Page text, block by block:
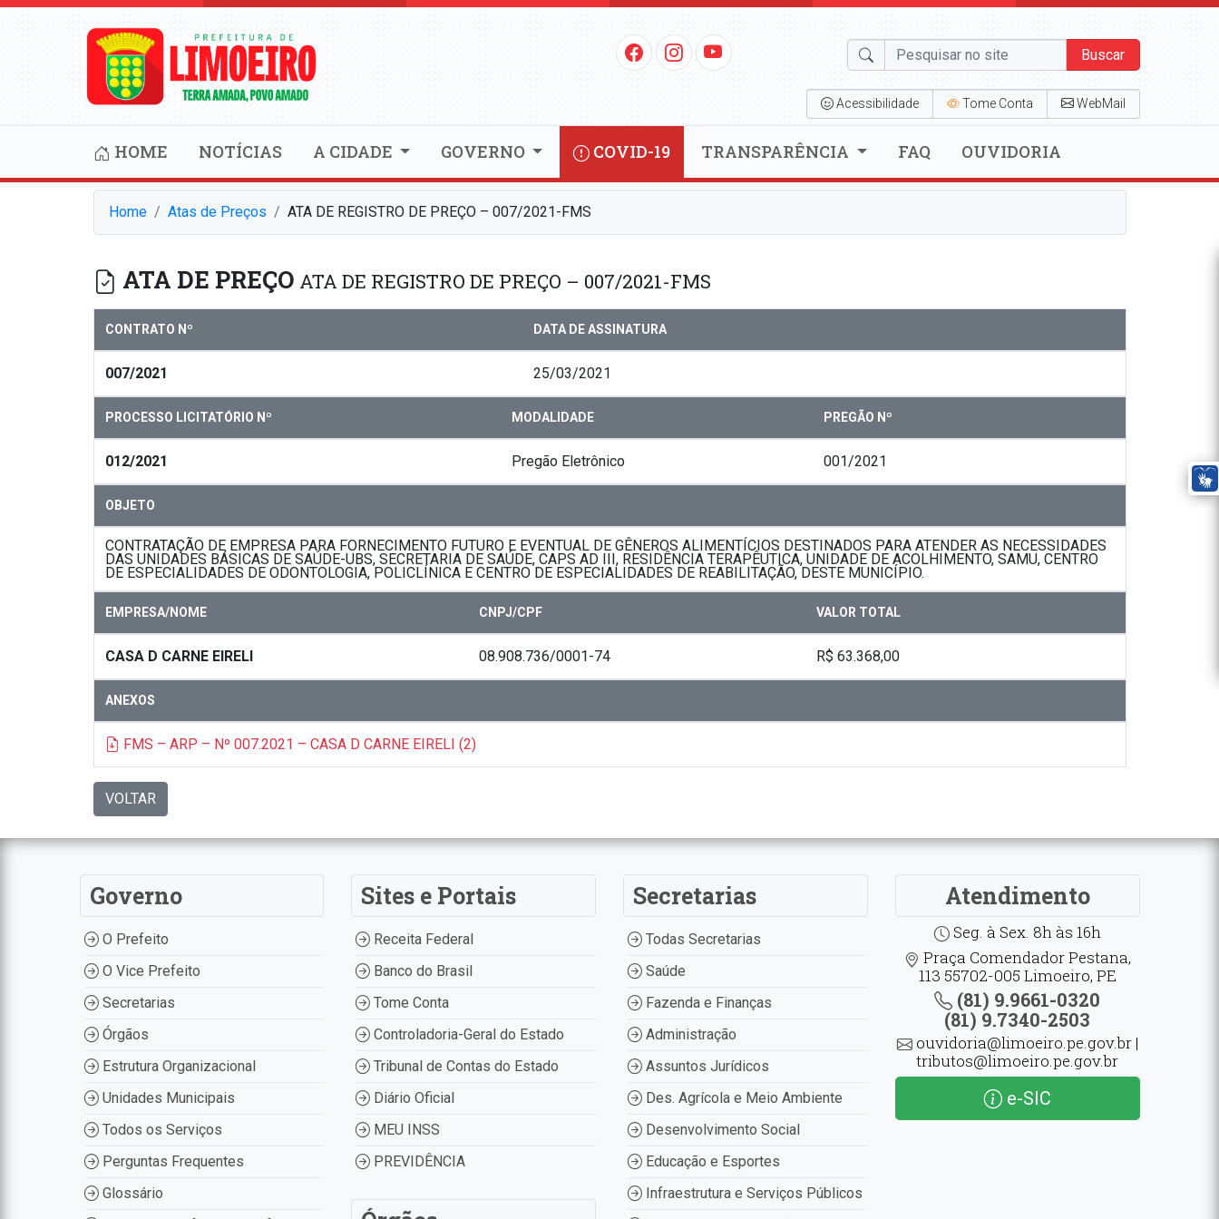
Buscar
Acessibilidade Tome Conta WebMail
HOME NOTÍCIAS A CIDADE GOVERNO COVID-19 TRANSPARÊNCIA FAQ OUVIDORIA
Home Atas de Preços ATA DE REGISTRO DE PREÇO – 007/2021-FMS
ATA DE PREÇO ATA DE REGISTRO DE PREÇO – 007/2021-FMS
CONTRATO Nº DATA DE ASSINATURA
007/2021 25/03/2021
PROCESSO LICITATÓRIO Nº MODALIDADE PREGÃO Nº
012/2021 Pregão Eletrônico 001/2021
OBJETO
CONTRATAÇÃO DE EMPRESA PARA FORNECIMENTO FUTURO E EVENTUAL DE GÊNEROS ALIMENTÍCIOS DESTINADOS PARA ATENDER AS NECESSIDADES
DAS UNIDADES BÁSICAS DE SAÚDE-UBS, SECRETARIA DE SAÚDE, CAPS AD III, RESIDÊNCIA TERAPÊUTICA, UNIDADE DE ACOLHIMENTO, SAMU, CENTRO
DE ESPECIALIDADES DE ODONTOLOGIA, POLICLÍNICA E CENTRO DE ESPECIALIDADES DE REABILITAÇÃO, DESTE MUNICÍPIO.
EMPRESA/NOME CNPJ/CPF VALOR TOTAL
CASA D CARNE EIRELI 08.908.736/0001-74 R$ 63.368,00
ANEXOS
FMS – ARP – Nº 007.2021 – CASA D CARNE EIRELI (2)
VOLTAR
Governo
O Prefeito
O Vice Prefeito
Secretarias
Órgãos
Estrutura Organizacional
Unidades Municipais
Todos os Serviços
Perguntas Frequentes
Glossário
Sites e Portais
Receita Federal
Banco do Brasil
Tome Conta
Controladoria-Geral do Estado
Tribunal de Contas do Estado
Diário Oficial
MEU INSS
PREVIDÊNCIA
Secretarias
Todas Secretarias
Saúde
Fazenda e Finanças
Administração
Assuntos Jurídicos
Des. Agrícola e Meio Ambiente
Desenvolvimento Social
Educação e Esportes
Infraestrutura e Serviços Públicos
Atendimento
Seg. à Sex. 8h às 16h
Praça Comendador Pestana,
113 55702-005 Limoeiro, PE
(81) 9.9661-0320
(81) 9.7340-2503
ouvidoria@limoeiro.pe.gov.br |
tributos@limoeiro.pe.gov.br
e-SIC